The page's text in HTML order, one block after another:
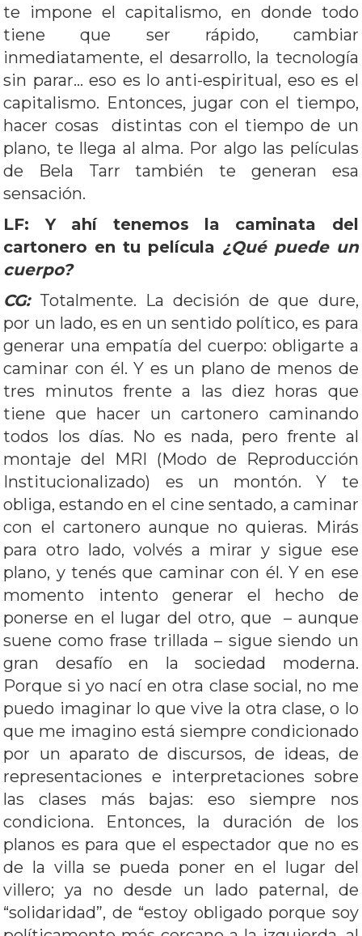
te impone el capitalismo, en donde todo
tiene que ser rápido, cambiar
inmediatamente, el desarrollo, la tecnología
sin parar… eso es lo anti-espiritual, eso es el
capitalismo. Entonces, jugar con el tiempo,
hacer cosas distintas con el tiempo de un
plano, te llega al alma. Por algo las películas
de Bela Tarr también te generan esa
sensación.
LF: Y ahí tenemos la caminata del
cartonero en tu película ¿Qué puede un
cuerpo?
CG: Totalmente. La decisión de que dure,
por un lado, es en un sentido político, es para
generar una empatía del cuerpo: obligarte a
caminar con él. Y es un plano de menos de
tres minutos frente a las diez horas que
tiene que hacer un cartonero caminando
todos los días. No es nada, pero frente al
montaje del MRI (Modo de Reproducción
Institucionalizado) es un montón. Y te
obliga, estando en el cine sentado, a caminar
con el cartonero aunque no quieras. Mirás
para otro lado, volvés a mirar y sigue ese
plano, y tenés que caminar con él. Y en ese
momento intento generar el hecho de
ponerse en el lugar del otro, que – aunque
suene como frase trillada – sigue siendo un
gran desafío en la sociedad moderna.
Porque si yo nací en otra clase social, no me
puedo imaginar lo que vive la otra clase, o lo
que me imagino está siempre condicionado
por un aparato de discursos, de ideas, de
representaciones e interpretaciones sobre
las clases más bajas: eso siempre nos
condiciona. Entonces, la duración de los
planos es para que el espectador que no es
de la villa se pueda poner en el lugar del
villero; ya no desde un lado paternal, de
“solidaridad”, de “estoy obligado porque soy